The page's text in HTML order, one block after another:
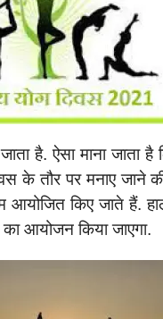
है. ऐसा माना
के तौर पर मनाए जाने
किए जाते हैं.
आयोजन किया जाएगा.